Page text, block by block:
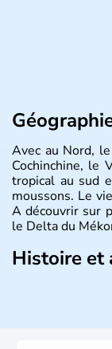
Avec au Nord,
Cochinchine, le
tropical au sud
moussons. Le
A découvrir sur
le Delta du
Histoire et
Pays d'Asie